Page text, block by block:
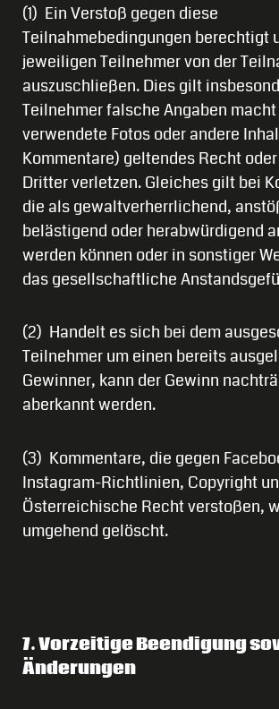
(1) Ein Verstoß gegen diese
Teilnahmebedingungen berechtigt
jeweiligen Teilnehmer von der
auszuschließen. Dies gilt
Teilnehmer falsche Angaben
verwendete Fotos oder andere
Kommentare) geltendes Recht
Dritter verletzen. Gleiches gilt bei
die als gewaltverherrlichend,
belästigend oder herabwürdigend
werden können oder in sonstiger
das gesellschaftliche
(2) Handelt es sich bei dem
Teilnehmer um einen bereits
Gewinner, kann der Gewinn
aberkannt werden.
(3) Kommentare, die gegen
Instagram-Richtlinien, Copyright
Österreichische Recht verstoßen,
umgehend gelöscht.
7. Vorzeitige Beendigung
Änderungen